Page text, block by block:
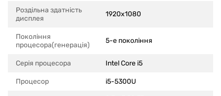
Роздільна здатність
дисплея
1920x1080
Покоління
процесора(генерація)
5-е покоління
Серія процесора Intel Core i5
Процесор i5-5300U